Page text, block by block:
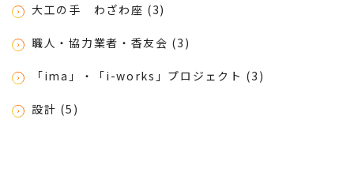
大工の手 わざわ座 (3)
職人・協力業者・香友会 (3)
「ima」・「i-works」プロジェクト (3)
設計 (5)